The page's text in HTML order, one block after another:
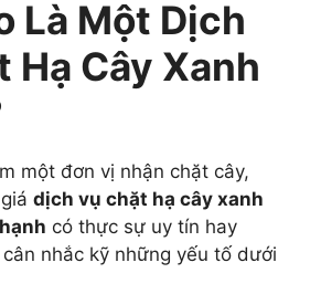
Là Một Dịch
Hạ Cây Xanh
một đơn vị nhận chặt cây,
dịch vụ chặt hạ cây xanh
có thực sự uy tín hay
nhắc kỹ những yếu tố dưới